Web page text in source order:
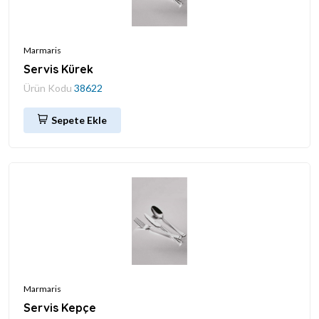
Marmaris
Servis Kürek
Ürün Kodu 38622
Sepete Ekle
Marmaris
Servis Kepçe